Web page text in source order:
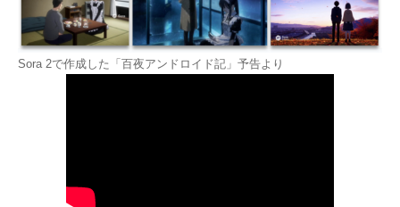
Sora 2で作成した「百夜アンドロイド記」予告より